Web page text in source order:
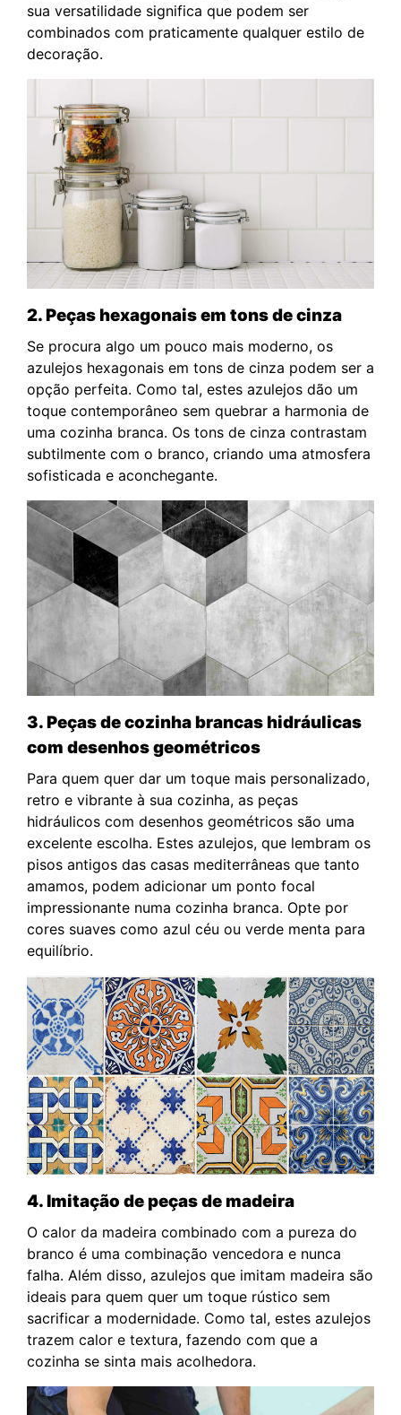
sua versatilidade significa que podem ser
combinados com praticamente qualquer estilo de
decoração.
2. Peças hexagonais em tons de cinza
Se procura algo um pouco mais moderno, os
azulejos hexagonais em tons de cinza podem ser a
opção perfeita. Como tal, estes azulejos dão um
toque contemporâneo sem quebrar a harmonia de
uma cozinha branca. Os tons de cinza contrastam
subtilmente com o branco, criando uma atmosfera
sofisticada e aconchegante.
3. Peças de cozinha brancas hidráulicas
com desenhos geométricos
Para quem quer dar um toque mais personalizado,
retro e vibrante à sua cozinha, as peças
hidráulicos com desenhos geométricos são uma
excelente escolha. Estes azulejos, que lembram os
pisos antigos das casas mediterrâneas que tanto
amamos, podem adicionar um ponto focal
impressionante numa cozinha branca. Opte por
cores suaves como azul céu ou verde menta para
equilíbrio.
4. Imitação de peças de madeira
O calor da madeira combinado com a pureza do
branco é uma combinação vencedora e nunca
falha. Além disso, azulejos que imitam madeira são
ideais para quem quer um toque rústico sem
sacrificar a modernidade. Como tal, estes azulejos
trazem calor e textura, fazendo com que a
cozinha se sinta mais acolhedora.